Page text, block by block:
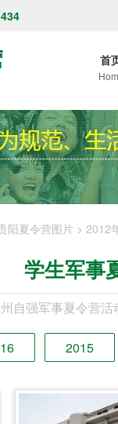
首
阳夏令营图片 > 2012
学生军事
自强军事夏令营
2015